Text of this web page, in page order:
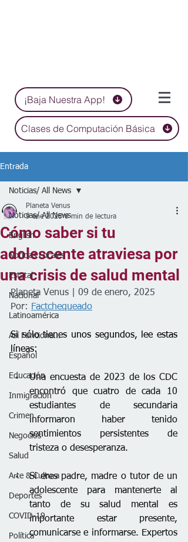
¡Baja Nuestra App!
Clases de Computación Básica
Entrada
Noticias/ All News
English
Noticias Locales
Estatal
Nacional
Latinoamérica
Así Funciona...
Español
Educación
Inmigración
Crimen
Negocios
Salud
Arte & Cultura
Deportes
COVID-19
Política
Noticias/ All News
Cómo saber si tu
adolescente atraviesa por
una crisis de salud mental
Planeta Venus
9 ene 2025 6 min de lectura
Planeta Venus | 09 de enero, 2025
Por: Factchequeado
Si sólo tienes unos segundos, lee estas
líneas:
Una encuesta de 2023 de los CDC
encontró que cuatro de cada 10
estudiantes de secundaria
informaron haber tenido
sentimientos persistentes de
tristeza o desesperanza.
Si eres padre, madre o tutor de un
adolescente para mantenerte al
tanto de su salud mental es
importante estar presente,
comunicarse e informarse. Expertos